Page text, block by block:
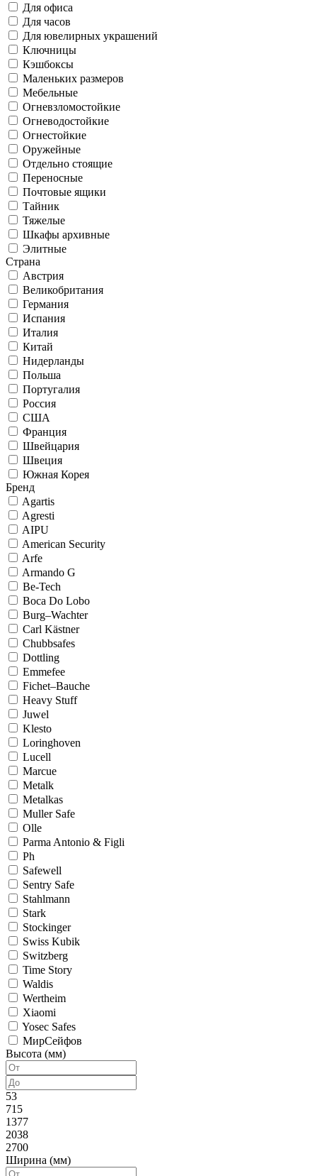
Для офиса
Для часов
Для ювелирных украшений
Ключницы
Кэшбоксы
Маленьких размеров
Мебельные
Огневзломостойкие
Огневодостойкие
Огнестойкие
Оружейные
Отдельно стоящие
Переносные
Почтовые ящики
Тайник
Тяжелые
Шкафы архивные
Элитные
Страна
Австрия
Великобритания
Германия
Испания
Италия
Китай
Нидерланды
Польша
Португалия
Россия
США
Франция
Швейцария
Швеция
Южная Корея
Бренд
Agartis
Agresti
AIPU
American Security
Arfe
Armando G
Be-Tech
Boca Do Lobo
Burg–Wachter
Carl Kästner
Chubbsafes
Dottling
Emmefee
Fichet–Bauche
Heavy Stuff
Juwel
Klesto
Loringhoven
Lucell
Marcue
Metalk
Metalkas
Muller Safe
Olle
Parma Antonio & Figli
Ph
Safewell
Sentry Safe
Stahlmann
Stark
Stockinger
Swiss Kubik
Switzberg
Time Story
Waldis
Wertheim
Xiaomi
Yosec Safes
МирСейфов
Высота (мм)
53
715
1377
2038
2700
Ширина (мм)